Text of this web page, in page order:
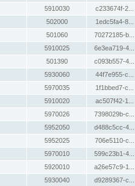
5910030 c233674f-2...
502000 1edc5fa4-8...
501060 70272185-b...
5910025 6e3ea719-4...
501390 c093b557-4...
5930060 44f7e955-c...
5970035 1f1bbed7-c...
5910020 ac507f42-1...
5970026 7398029b-c...
5952050 d488c5cc-4...
5952025 706e5110-c...
5970010 599c23b1-4...
5920010 a26e57c9-1...
5930040 d9289367-c...